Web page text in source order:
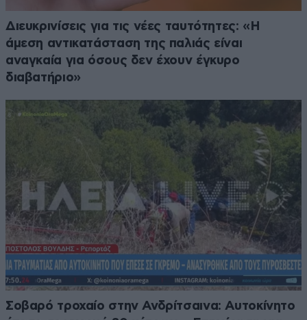
Διευκρινίσεις για τις νέες ταυτότητες: «Η
άμεση αντικατάσταση της παλιάς είναι
αναγκαία για όσους δεν έχουν έγκυρο
διαβατήριο»
Σοβαρό τροχαίο στην Ανδρίτσαινα: Αυτοκίνητο